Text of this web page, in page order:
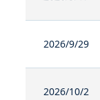
2026/9/29
2026/10/2